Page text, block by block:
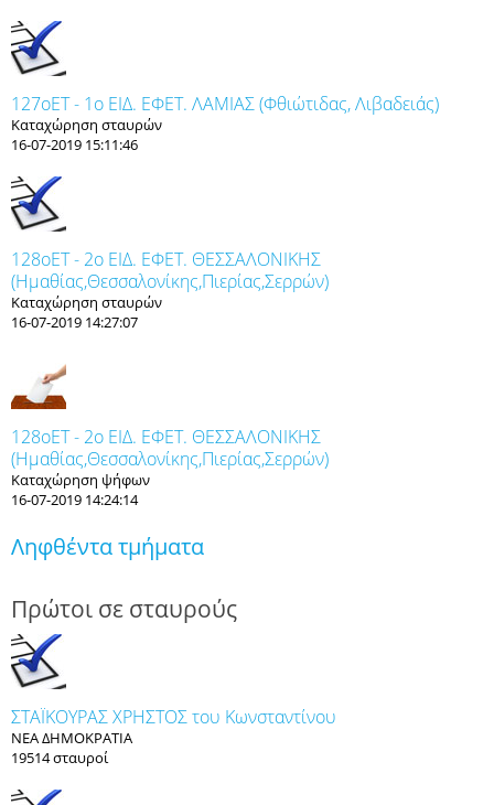
127οET - 1ο ΕΙΔ. ΕΦΕΤ. ΛΑΜΙΑΣ (Φθιώτιδας, Λιβαδειάς)
Καταχώρηση σταυρών
16-07-2019 15:11:46
128οET - 2ο ΕΙΔ. ΕΦΕΤ. ΘΕΣΣΑΛΟΝΙΚΗΣ
(Ημαθίας,Θεσσαλονίκης,Πιερίας,Σερρών)
Καταχώρηση σταυρών
16-07-2019 14:27:07
128οET - 2ο ΕΙΔ. ΕΦΕΤ. ΘΕΣΣΑΛΟΝΙΚΗΣ
(Ημαθίας,Θεσσαλονίκης,Πιερίας,Σερρών)
Καταχώρηση ψήφων
16-07-2019 14:24:14
Ληφθέντα τμήματα
Πρώτοι σε σταυρούς
ΣΤΑΪΚΟΥΡΑΣ ΧΡΗΣΤΟΣ του Κωνσταντίνου
ΝΕΑ ΔΗΜΟΚΡΑΤΙΑ
19514 σταυροί